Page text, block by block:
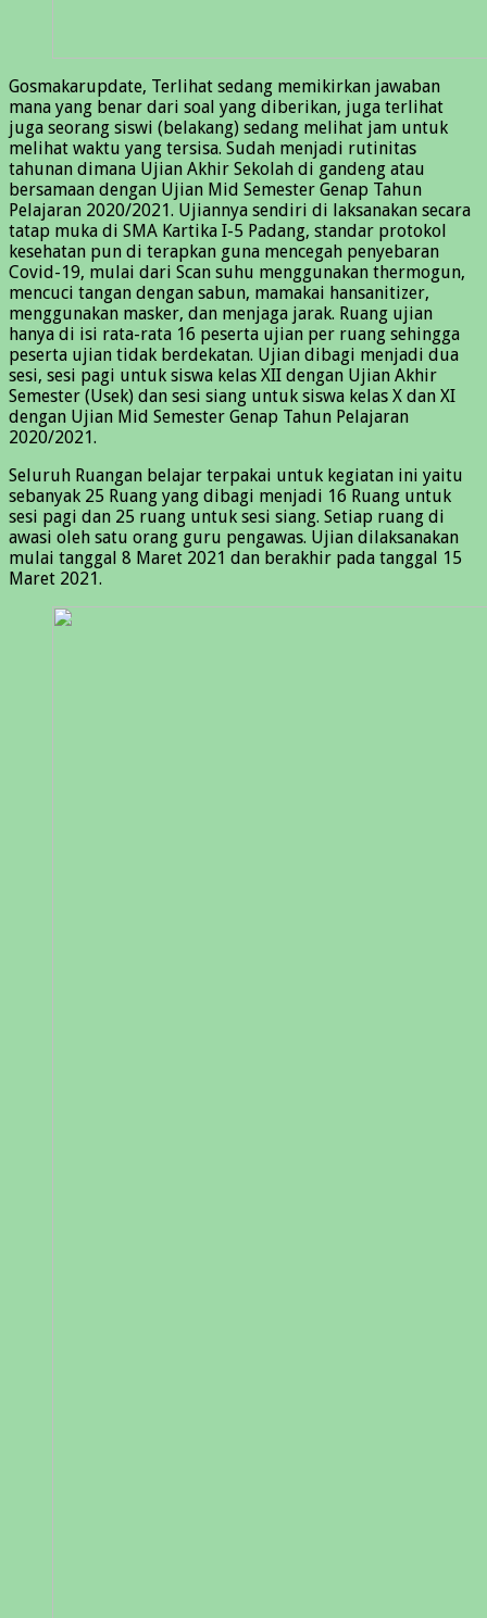
Gosmakarupdate, Terlihat sedang memikirkan jawaban
mana yang benar dari soal yang diberikan, juga terlihat
juga seorang siswi (belakang) sedang melihat jam untuk
melihat waktu yang tersisa. Sudah menjadi rutinitas
tahunan dimana Ujian Akhir Sekolah di gandeng atau
bersamaan dengan Ujian Mid Semester Genap Tahun
Pelajaran 2020/2021. Ujiannya sendiri di laksanakan secara
tatap muka di SMA Kartika I-5 Padang, standar protokol
kesehatan pun di terapkan guna mencegah penyebaran
Covid-19, mulai dari Scan suhu menggunakan thermogun,
mencuci tangan dengan sabun, mamakai hansanitizer,
menggunakan masker, dan menjaga jarak. Ruang ujian
hanya di isi rata-rata 16 peserta ujian per ruang sehingga
peserta ujian tidak berdekatan. Ujian dibagi menjadi dua
sesi, sesi pagi untuk siswa kelas XII dengan Ujian Akhir
Semester (Usek) dan sesi siang untuk siswa kelas X dan XI
dengan Ujian Mid Semester Genap Tahun Pelajaran
2020/2021.
Seluruh Ruangan belajar terpakai untuk kegiatan ini yaitu
sebanyak 25 Ruang yang dibagi menjadi 16 Ruang untuk
sesi pagi dan 25 ruang untuk sesi siang. Setiap ruang di
awasi oleh satu orang guru pengawas. Ujian dilaksanakan
mulai tanggal 8 Maret 2021 dan berakhir pada tanggal 15
Maret 2021.